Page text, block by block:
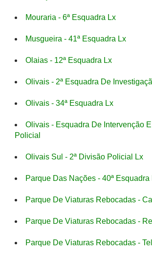
Mouraria - 6ª Esquadra Lx
Musgueira - 41ª Esquadra Lx
Olaias - 12ª Esquadra Lx
Olivais - 2ª Esquadra De
Olivais - 34ª Esquadra Lx
Olivais - Esquadra De Intervenção
Policial
Olivais Sul - 2ª Divisão Policial Lx
Parque Das Nações - 40ª Esquadra
Parque De Viaturas Rebocadas -
Parque De Viaturas Rebocadas -
Parque De Viaturas Rebocadas -